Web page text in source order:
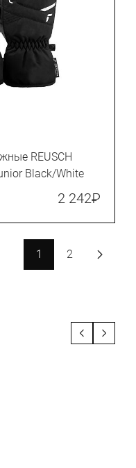
REUSCH
Black/White
2 242₽
1 2